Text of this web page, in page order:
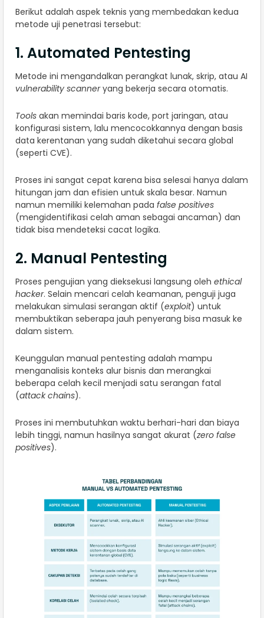
Berikut adalah aspek teknis yang membedakan kedua
metode uji penetrasi tersebut:
1. Automated Pentesting
Metode ini mengandalkan perangkat lunak, skrip, atau AI
vulnerability scanneryang bekerja secara otomatis.
Tools akan memindai baris kode, port jaringan, atau
konfigurasi sistem, lalu mencocokkannya dengan basis
data kerentanan yang sudah diketahui secara global
(seperti CVE).
Proses ini sangat cepat karena bisa selesai hanya dalam
hitungan jam dan efisien untuk skala besar. Namun
namun memiliki kelemahan pada false positives
(mengidentifikasi celah aman sebagai ancaman) dan
tidak bisa mendeteksi cacat logika.
2. Manual Pentesting
Proses pengujian yang dieksekusi langsung oleh ethical
hacker. Selain mencari celah keamanan, penguji juga
melakukan simulasi serangan aktif (exploit) untuk
membuktikan seberapa jauh penyerang bisa masuk ke
dalam sistem.
Keunggulan manual pentesting adalah mampu
menganalisis konteks alur bisnis dan merangkai
beberapa celah kecil menjadi satu serangan fatal
(attack chains).
Proses ini membutuhkan waktu berhari-hari dan biaya
lebih tinggi, namun hasilnya sangat akurat (zero false
positives).